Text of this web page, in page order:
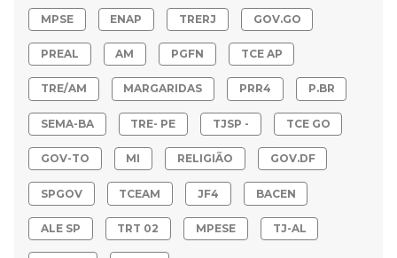
MPSE ENAP TRERJ GOV.GO
PREAL AM PGFN TCE AP
TRE/AM MARGARIDAS PRR4 P.BR
SEMA-BA TRE- PE TJSP - TCE GO
GOV-TO MI RELIGIÃO GOV.DF
SPGOV TCEAM JF4 BACEN
ALE SP TRT 02 MPESE TJ-AL